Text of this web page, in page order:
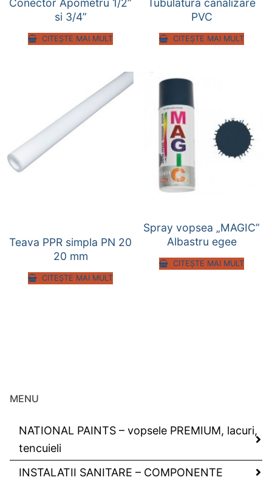
Conector Apometru 1/2”
si 3/4”
CITEȘTE MAI MULT
Tubulatura canalizare
PVC
CITEȘTE MAI MULT
Teava PPR simpla PN 20
20 mm
CITEȘTE MAI MULT
Spray vopsea „MAGIC”
Albastru egee
CITEȘTE MAI MULT
MENU
NATIONAL PAINTS – vopsele PREMIUM, lacuri,
tencuieli
INSTALATII SANITARE – COMPONENTE